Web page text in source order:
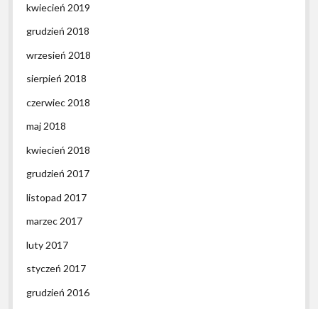
kwiecień 2019
grudzień 2018
wrzesień 2018
sierpień 2018
czerwiec 2018
maj 2018
kwiecień 2018
grudzień 2017
listopad 2017
marzec 2017
luty 2017
styczeń 2017
grudzień 2016